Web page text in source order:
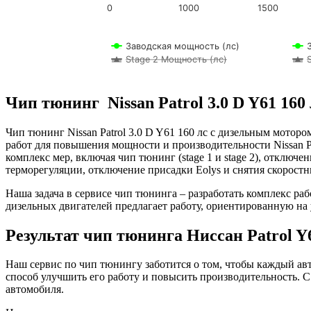
Заводская мощность (лс)
Stage 2 Мощность (лс)
0 1000 1500
Чип тюнинг Nissan Patrol 3.0 D Y61 160
Чип тюнинг Nissan Patrol 3.0 D Y61 160 лс с дизельным
работ для повышения мощности и производительности
комплекс мер, включая чип тюнинг (stage 1 и stage 2),
терморегуляции, отключение присадки Eolys и снятия
Наша задача в сервисе чип тюнинга – разработать комплекс
дизельных двигателей предлагает работу, ориентированную
Результат чип тюнинга Ниссан Patrol
Наш сервис по чип тюнингу заботится о том, чтобы каждый
способ улучшить его работу и повысить
автомобиля.